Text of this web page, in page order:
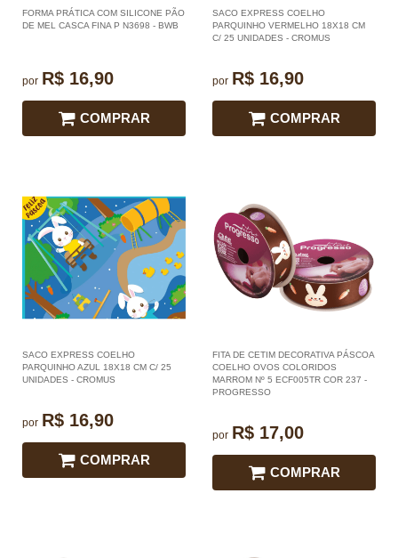
FORMA PRÁTICA COM SILICONE PÃO
DE MEL CASCA FINA P N3698 - BWB
por R$ 16,90
COMPRAR
SACO EXPRESS COELHO
PARQUINHO VERMELHO 18X18 CM
C/ 25 UNIDADES - CROMUS
por R$ 16,90
COMPRAR
SACO EXPRESS COELHO
PARQUINHO AZUL 18X18 CM C/ 25
UNIDADES - CROMUS
por R$ 16,90
COMPRAR
FITA DE CETIM DECORATIVA PÁSCOA
COELHO OVOS COLORIDOS
MARROM Nº 5 ECF005TR COR 237 -
PROGRESSO
por R$ 17,00
COMPRAR